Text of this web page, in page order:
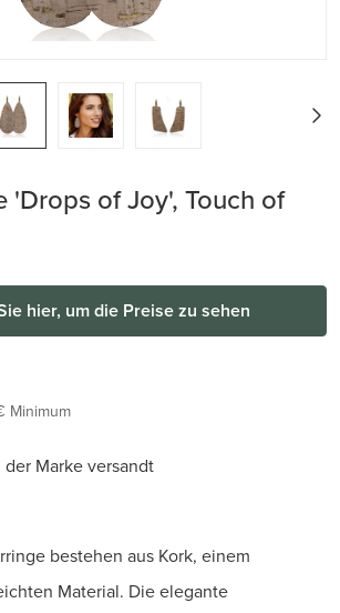
'Drops of Joy', Touch of
hier, um die Preise zu sehen
Minimum
Marke versandt
bestehen aus Kork, einem
Material. Die elegante